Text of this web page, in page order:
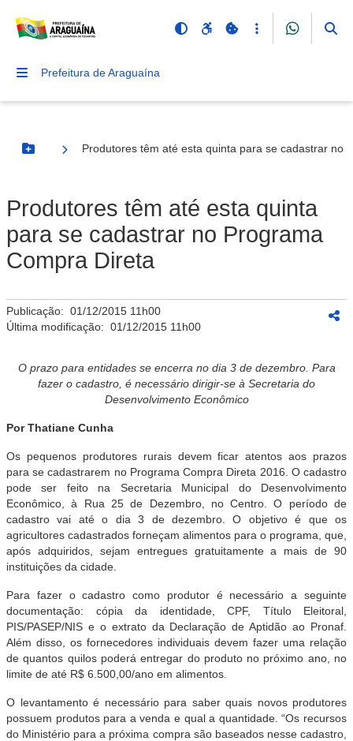
Prefeitura de Araguaína
Botão Menu
Produtores têm até esta quinta para se cadastrar no
Produtores têm até esta quinta
para se cadastrar no Programa
Compra Direta
Publicação: 01/12/2015 11h00
Última modificação: 01/12/2015 11h00
O prazo para entidades se encerra no dia 3 de dezembro. Para
fazer o cadastro, é necessário dirigir-se à Secretaria do
Desenvolvimento Econômico
Por Thatiane Cunha
Os pequenos produtores rurais devem ficar atentos aos prazos
para se cadastrarem no Programa Compra Direta 2016. O cadastro
pode ser feito na Secretaria Municipal do Desenvolvimento
Econômico, à Rua 25 de Dezembro, no Centro. O período de
cadastro vai até o dia 3 de dezembro. O objetivo é que os
agricultores cadastrados forneçam alimentos para o programa, que,
após adquiridos, sejam entregues gratuitamente a mais de 90
instituições da cidade.
Para fazer o cadastro como produtor é necessário a seguinte
documentação: cópia da identidade, CPF, Título Eleitoral,
PIS/PASEP/NIS e o extrato da Declaração de Aptidão ao Pronaf.
Além disso, os fornecedores individuais devem fazer uma relação
de quantos quilos poderá entregar do produto no próximo ano, no
limite de até R$ 6.500,00/ano em alimentos.
O levantamento é necessário para saber quais novos produtores
possuem produtos para a venda e qual a quantidade. “Os recursos
do Ministério para a próxima compra são baseados nesse cadastro,